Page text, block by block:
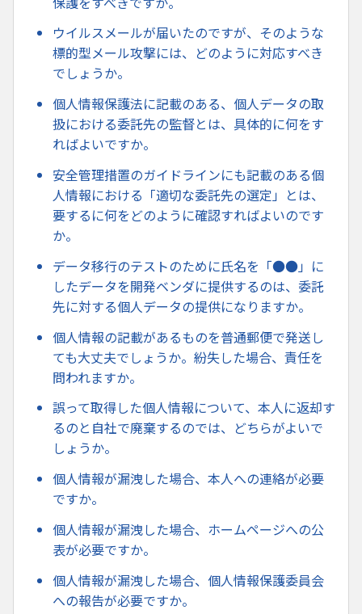
ウイルスメールが届いたのですが、そのような
標的型メール攻撃には、どのように対応すべき
でしょうか。
個人情報保護法に記載のある、個人データの取
扱における委託先の監督とは、具体的に何をす
ればよいですか。
安全管理措置のガイドラインにも記載のある個
人情報における「適切な委託先の選定」とは、
要するに何をどのように確認すればよいのです
か。
データ移行のテストのために氏名を「●●」に
したデータを開発ベンダに提供するのは、委託
先に対する個人データの提供になりますか。
個人情報の記載があるものを普通郵便で発送し
ても大丈夫でしょうか。紛失した場合、責任を
問われますか。
誤って取得した個人情報について、本人に返却す
るのと自社で廃棄するのでは、どちらがよいで
しょうか。
個人情報が漏洩した場合、本人への連絡が必要
ですか。
個人情報が漏洩した場合、ホームページへの公
表が必要ですか。
個人情報が漏洩した場合、個人情報保護委員会
への報告が必要ですか。